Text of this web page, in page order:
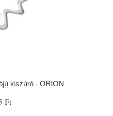
kiszúró - ORION
Ft